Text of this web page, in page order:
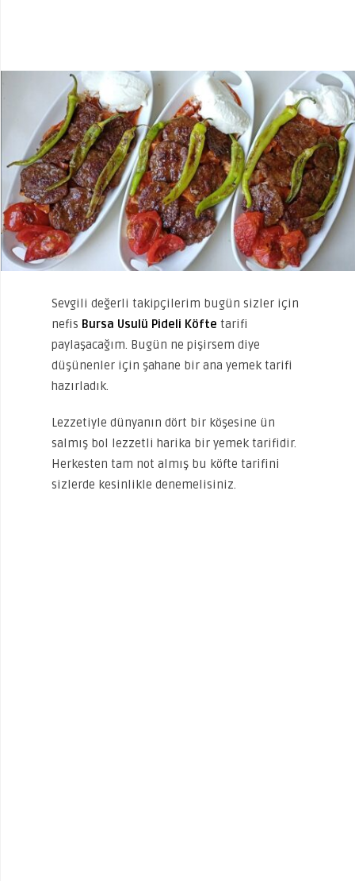
Sevgili değerli takipçilerim bugün sizler için
nefis Bursa Usulü Pideli Köfte tarifi
paylaşacağım. Bugün ne pişirsem diye
düşünenler için şahane bir ana yemek tarifi
hazırladık.
Lezzetiyle dünyanın dört bir köşesine ün
salmış bol lezzetli harika bir yemek tarifidir.
Herkesten tam not almış bu köfte tarifini
sizlerde kesinlikle denemelisiniz.